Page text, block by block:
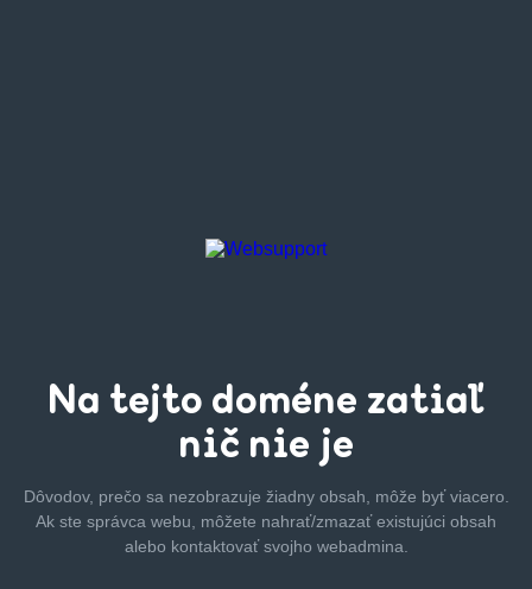
Na tejto doméne zatiaľ
nič nie je
Dôvodov, prečo sa nezobrazuje žiadny obsah, môže byťviacero.
Ak ste správca webu, môžete nahrať/zmazaťexistujúci obsah
alebo kontaktovať svojho webadmina.